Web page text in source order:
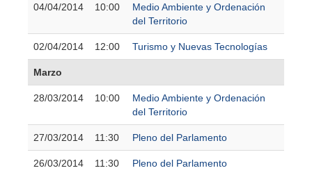
04/04/2014 10:00
Medio Ambiente y Ordenación
del Territorio
02/04/2014 12:00 Turismo y Nuevas Tecnologías
Marzo
28/03/2014 10:00
Medio Ambiente y Ordenación
del Territorio
27/03/2014 11:30 Pleno del Parlamento
26/03/2014 11:30 Pleno del Parlamento